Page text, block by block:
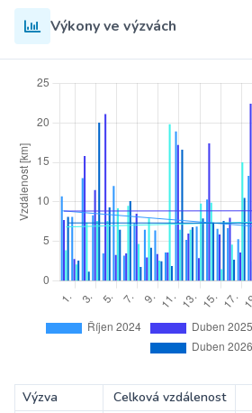
Výkony ve výzvách
Výzva Celková vzdálenost